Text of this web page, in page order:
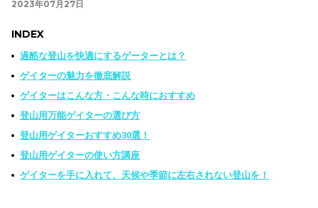
2023年07月27日
INDEX
過酷な登山を快適にするゲーターとは？
ゲイターの魅力を徹底解説
ゲイターはこんな方・こんな時におすすめ
登山用万能ゲイターの選び方
登山用ゲイターおすすめ30選！
登山用ゲイターの使い方講座
ゲイターを手に入れて、天候や季節に左右されない登山を！